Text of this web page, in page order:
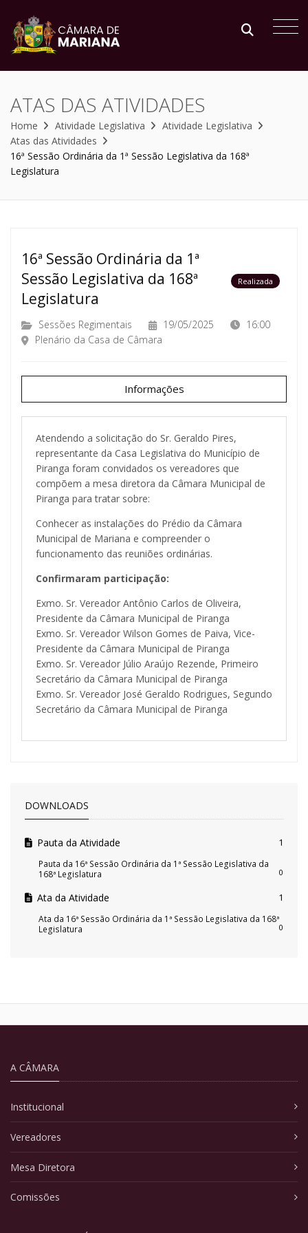
ATAS DAS ATIVIDADES
Home Atividade Legislativa
Atividade Legislativa
Atas das Atividades
16ª Sessão Ordinária da 1ª Sessão Legislativa da 168ª
Legislatura
16ª Sessão Ordinária da 1ª
Sessão Legislativa da 168ª
Legislatura
Realizada
Sessões Regimentais 19/05/2025
16:00
Plenário da Casa de Câmara
Informações
Atendendo a solicitação do Sr. Geraldo Pires,
representante da Casa Legislativa do Município de
Piranga foram convidados os vereadores que
compõem a mesa diretora da Câmara Municipal de
Piranga para tratar sobre:
Conhecer as instalações do Prédio da Câmara
Municipal de Mariana e compreender o
funcionamento das reuniões ordinárias.
Confirmaram participação:
Exmo. Sr. Vereador Antônio Carlos de Oliveira,
Presidente da Câmara Municipal de Piranga
Exmo. Sr. Vereador Wilson Gomes de Paiva, Vice-
Presidente da Câmara Municipal de Piranga
Exmo. Sr. Vereador Júlio Araújo Rezende, Primeiro
Secretário da Câmara Municipal de Piranga
Exmo. Sr. Vereador José Geraldo Rodrigues, Segundo
Secretário da Câmara Municipal de Piranga
DOWNLOADS
Pauta da Atividade 1
Pauta da 16ª Sessão Ordinária da 1ª Sessão Legislativa da
168ª Legislatura
0
Ata da Atividade 1
Ata da 16ª Sessão Ordinária da 1ª Sessão Legislativa da 168ª
Legislatura
0
A CÂMARA
Institucional
Vereadores
Mesa Diretora
Comissões